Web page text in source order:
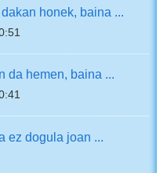
honek, baina ...
da hemen, baina ...
ez dogula joan ...